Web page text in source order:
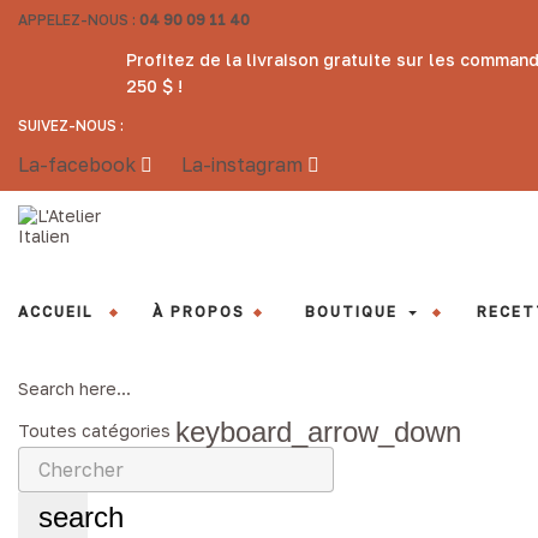
APPELEZ-NOUS : 04 90 09 11 40
Profitez de la livraison gratuite sur les
250 $ !
SUIVEZ-NOUS :
La-facebook La-instagram
ACCUEIL À PROPOS BOUTIQUE
Search here...
Toutes catégories keyboard_arrow_down
search